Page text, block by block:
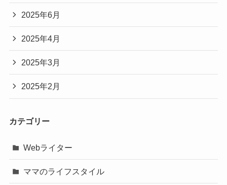
2025年6月
2025年4月
2025年3月
2025年2月
カテゴリー
Webライター
ママのライフスタイル